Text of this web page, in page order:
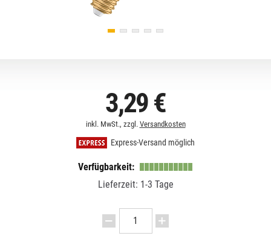
3,29 €
inkl. MwSt., zzgl. Versandkosten
Express-Versand möglich
Verfügbarkeit:
Lieferzeit: 1-3 Tage